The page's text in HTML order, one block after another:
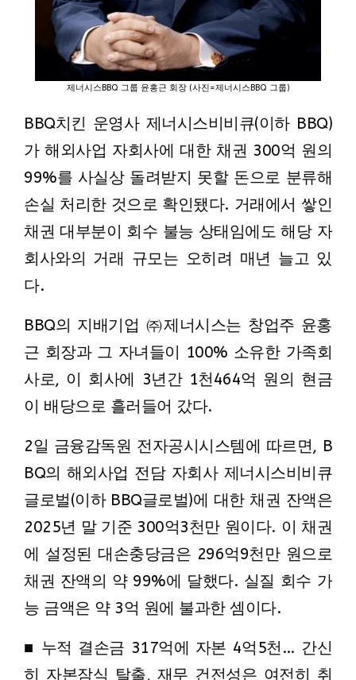
제너시스BBQ 그룹 윤홍근 회장 (사진=제너시스BBQ 그룹)
BBQ치킨 운영사 제너시스비비큐(이하 BBQ)
가 해외사업 자회사에 대한 채권 300억 원의
99%를 사실상 돌려받지 못할 돈으로 분류해
손실 처리한 것으로 확인됐다. 거래에서 쌓인
채권 대부분이 회수 불능 상태임에도 해당 자
회사와의 거래 규모는 오히려 매년 늘고 있
다.
BBQ의 지배기업 ㈜제너시스는 창업주 윤홍
근 회장과 그 자녀들이 100% 소유한 가족회
사로, 이 회사에 3년간 1천464억 원의 현금
이 배당으로 흘러들어 갔다.
2일 금융감독원 전자공시시스템에 따르면, B
BQ의 해외사업 전담 자회사 제너시스비비큐
글로벌(이하 BBQ글로벌)에 대한 채권 잔액은
2025년 말 기준 300억3천만 원이다. 이 채권
에 설정된 대손충당금은 296억9천만 원으로
채권 잔액의 약 99%에 달했다. 실질 회수 가
능 금액은 약 3억 원에 불과한 셈이다.
■ 누적 결손금 317억에 자본 4억5천… 간신
히 자본잠식 탈출, 재무 건전성은 여전히 취